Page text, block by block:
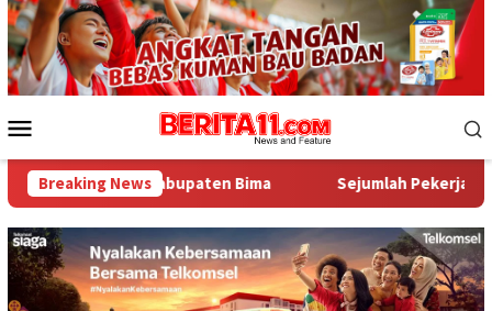
Loncat
ke
konten
Mobile
Breaking News
Bima Sejumlah Pekerja Dapur MBG di